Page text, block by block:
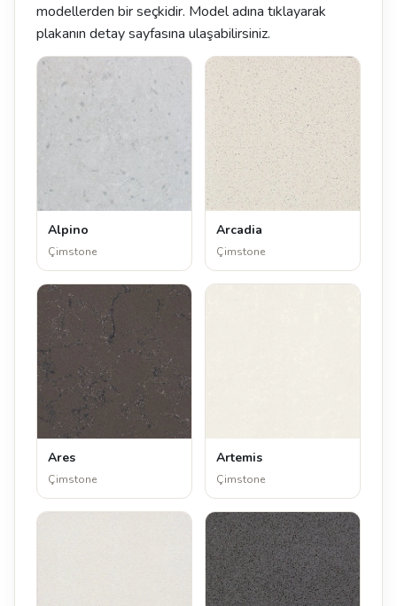
modellerden bir seçkidir. Model adına tıklayarak
plakanın detay sayfasına ulaşabilirsiniz.
Alpino
Çimstone
Arcadia
Çimstone
Ares
Çimstone
Artemis
Çimstone